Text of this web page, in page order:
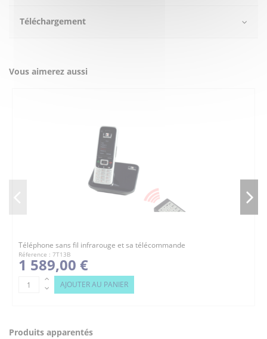
Téléchargement
Vous aimerez aussi
Téléphone sans fil infrarouge et sa télécommande
Réference : 7T13B
1 589,00 €
AJOUTER AU PANIER
Produits apparentés